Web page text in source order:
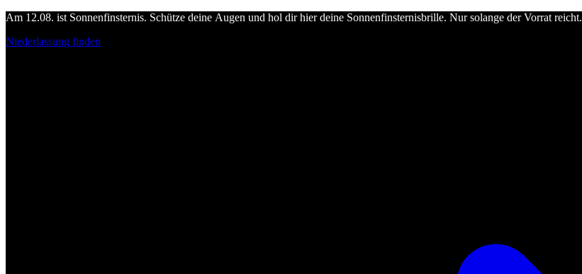
Am 12.08. ist Sonnenfinsternis. Schütze deine Augen und hol dir hier deine Sonnenfinsternisbrille. Nur solange der Vorrat reicht.
Niederlassung finden